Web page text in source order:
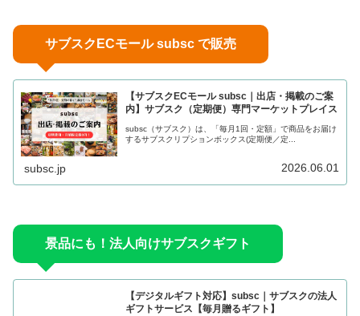
サブスクECモール subsc で販売
【サブスクECモール subsc｜出店・掲載のご案
内】サブスク（定期便）専門マーケットプレイス
subsc（サブスク）は、「毎月1回・定額」で商品をお届け
するサブスクリプションボックス(定期便／定...
subsc.jp 2026.06.01
景品にも！法人向けサブスクギフト
【デジタルギフト対応】subsc｜サブスクの法人
ギフトサービス【毎月贈るギフト】